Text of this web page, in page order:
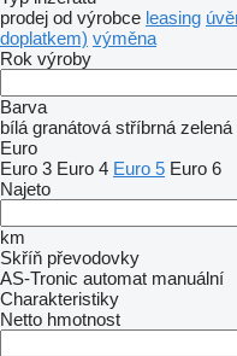
prodej od výrobce leasing
doplatkem) výměna
Rok výroby
Barva
bílá granátová stříbrná zelená
Euro
Euro 3 Euro 4 Euro 5 Euro 6
Najeto
km
Skříň převodovky
AS-Tronic automat manuální
Charakteristiky
Netto hmotnost